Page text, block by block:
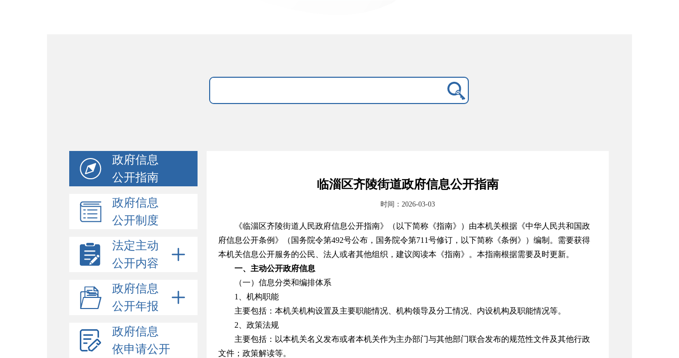
政府信息
公开指南
政府信息
公开制度
法定主动
公开内容
政府信息
公开年报
政府信息
依申请公开
临淄区齐陵街道政府信息公开指南
时间：2026-03-03
《临淄区齐陵街道人民政府信息公开指南》（以下简称《指南》）由本机关根据《中华人民共和国政
府信息公开条例》（国务院令第492号公布，国务院令第711号修订，以下简称《条例》）编制。需要获得
本机关信息公开服务的公民、法人或者其他组织，建议阅读本《指南》。本指南根据需要及时更新。
一、主动公开政府信息
（一）信息分类和编排体系
1、机构职能
主要包括：本机关机构设置及主要职能情况、机构领导及分工情况、内设机构及职能情况等。
2、政策法规
主要包括：以本机关名义发布或者本机关作为主办部门与其他部门联合发布的规范性文件及其他行政
文件；政策解读等。